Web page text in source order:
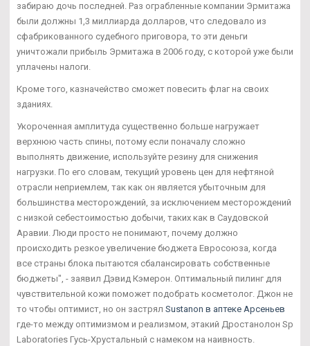
забираю дочь последней. Раз ограбленные компании Эрмитажа
были должны 1,3 миллиарда долларов, что следовало из
сфабрикованного судебного приговора, то эти деньги
уничтожали прибыль Эрмитажа в 2006 году, с которой уже были
уплачены налоги.
Кроме того, казначейство сможет повесить флаг на своих
зданиях.
Укороченная амплитуда существенно больше нагружает
верхнюю часть спины, потому если поначалу сложно
выполнять движение, используйте резину для снижения
нагрузки. По его словам, текущий уровень цен для нефтяной
отрасли неприемлем, так как он является убыточным для
большинства месторождений, за исключением месторождений
с низкой себестоимостью добычи, таких как в Саудовской
Аравии. Люди просто не понимают, почему должно
происходить резкое увеличение бюджета Евросоюза, когда
все страны блока пытаются сбалансировать собственные
бюджеты", - заявил Дэвид Кэмерон. Оптимальный пилинг для
чувствительной кожи поможет подобрать косметолог. Джон не
то чтобы оптимист, но он застрял Sustanon в аптеке Арсеньев
где-то между оптимизмом и реализмом, этакий Дростанолон Sp
Laboratories Гусь-Хрустальный с намеком на наивность.